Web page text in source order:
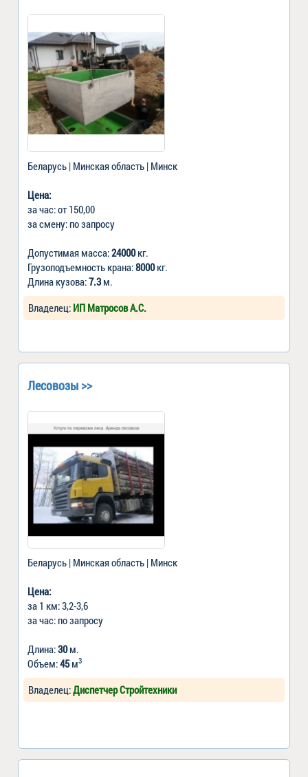
Беларусь | Минская область | Минск
Цена:
за час: от 150,00
за смену: по запросу
Допустимая масса:24000кг.
Грузоподъемность крана:8000кг.
Длина кузова:7.3м.
Владелец: ИП Матросов А.С.
Лесовозы >>
Беларусь | Минская область | Минск
Цена:
за 1 км: 3,2-3,6
за час: по запросу
Длина:30м.
Объем:45м3
Владелец:Диспетчер Стройтехники